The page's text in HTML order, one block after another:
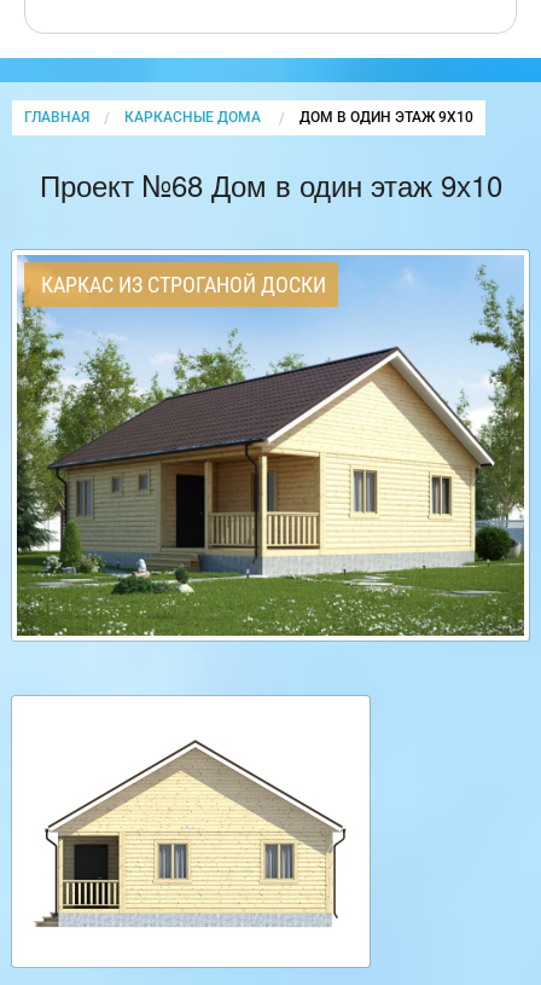
ГЛАВНАЯ КАРКАСНЫЕ ДОМА CURRENT:
ДОМ В ОДИН ЭТАЖ 9Х10
Проект №68 Дом в один этаж 9х10
КАРКАС ИЗ СТРОГАНОЙ ДОСКИ